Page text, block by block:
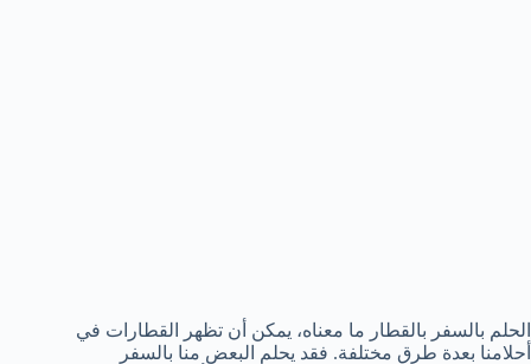
الحلم بالسفر بالقطار ما معناه، يمكن أن تظهر القطارات في
أحلامنا بعدة طرق مختلفة. فقد يحلم البعض منا بالسفر